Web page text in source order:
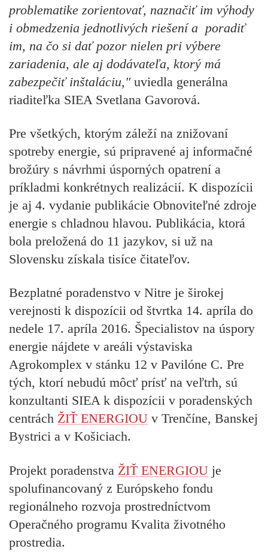
problematike zorientovať, naznačiť im výhody
i obmedzenia jednotlivých riešení a poradiť
im, na čo si dať pozor nielen pri výbere
zariadenia, ale aj dodávateľa, ktorý má
zabezpečiť inštaláciu,"uviedla generálna
riaditeľka SIEA Svetlana Gavorová.
Pre všetkých, ktorým záleží na znižovaní
spotreby energie, sú pripravené aj informačné
brožúry s návrhmi úsporných opatrení a
príkladmi konkrétnych realizácií. K dispozícii
je aj 4. vydanie publikácie Obnoviteľné zdroje
energie s chladnou hlavou. Publikácia, ktorá
bola preložená do 11 jazykov, si už na
Slovensku získala tisíce čitateľov.
Bezplatné poradenstvo v Nitre je širokej
verejnosti k dispozícii od štvrtka 14. apríla do
nedele 17. apríla 2016. Špecialistov na úspory
energie nájdete v areáli výstaviska
Agrokomplex v stánku 12 v Pavilóne C. Pre
tých, ktorí nebudú môcť prísť na veľtrh, sú
konzultanti SIEA k dispozícii v poradenských
centrách ŽIŤ ENERGIOU v Trenčíne, Banskej
Bystrici a v Košiciach.
Projekt poradenstva ŽIŤ ENERGIOU je
spolufinancovaný z Európskeho fondu
regionálneho rozvoja prostredníctvom
Operačného programu Kvalita životného
prostredia.